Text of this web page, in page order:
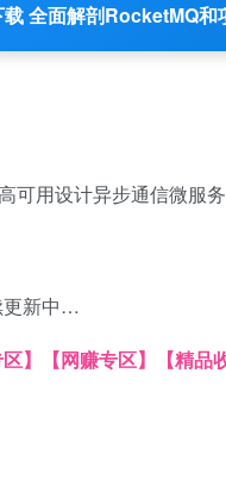
全面解剖RocketMQ和
可用设计异步通信微服
更新中…
】 【网赚专区】 【精品